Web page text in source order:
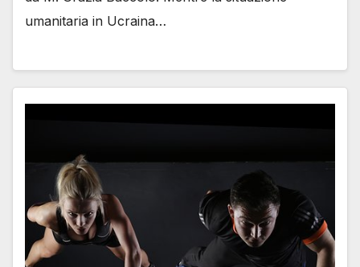
umanitaria in Ucraina…